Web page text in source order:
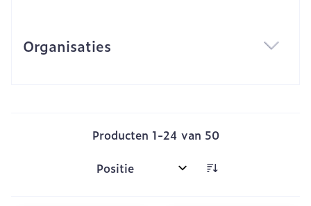
Organisaties
Producten 1-24 van 50
Sorteer op: